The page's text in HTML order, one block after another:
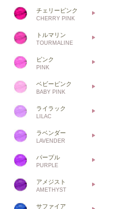
チェリーピンク
CHERRY PINK
トルマリン
TOURMALINE
ピンク
PINK
ベビーピンク
BABY PINK
ライラック
LILAC
ラベンダー
LAVENDER
パープル
PURPLE
アメジスト
AMETHYST
サファイア